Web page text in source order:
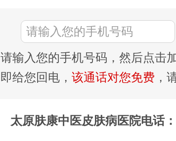
请输入您的手机号码，然后点击
即给您回电， 该通话对您免费 ，
太原肤康中医皮肤病医院电话